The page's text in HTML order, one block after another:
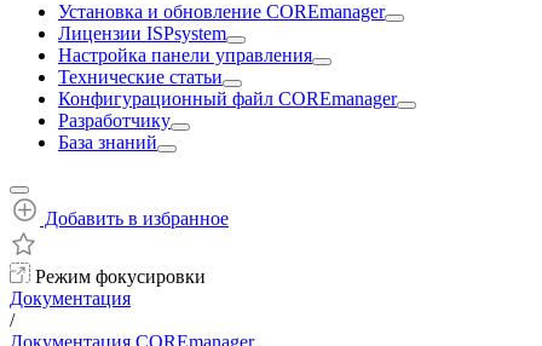
Установка и обновление COREmanager
Лицензии ISPsystem
Настройка панели управления
Технические статьи
Конфигурационный файл COREmanager
Разработчику
База знаний
Добавить в избранное
Режим фокусировки
Документация
/
Документация COREmanager